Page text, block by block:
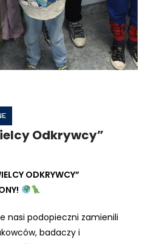
Odkrywcy”
ODKRYWCY”
nasi podopieczni zamienili
badaczy i